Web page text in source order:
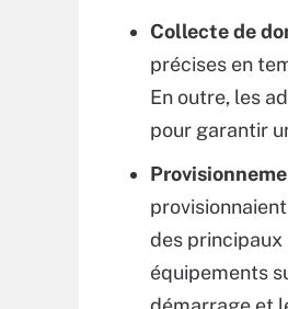
Collecte de
précises en
En outre, les
pour garantir
des principaux
équipements